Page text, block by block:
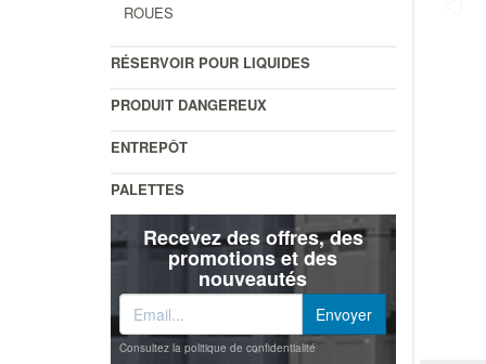
ROUES
RÉSERVOIR POUR LIQUIDES
PRODUIT DANGEREUX
ENTREPÔT
PALETTES
Recevez des offres, des
promotions et des
nouveautés
Consultez la politique de confidentialité